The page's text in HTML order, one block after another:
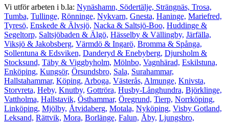
Vi utför arbeten i b.la: Nynäshamn, Södertälje, Strängnäs, Trosa,
Tumba, Tullinge, Rönninge, Nykvarn, Gnesta, Haninge, Mariefred,
Tyresö, Enskede & Älvsjö, Nacka & Saltsjö-Boo, Huddinge &
Segeltorp, Saltsjöbaden & Älgö, Hässelby & Vällingby, Järfälla,
Viksjö & Jakobsberg, Värmdö & Ingarö, Bromma & Spånga,
Sollentuna & Edsviken, Danderyd & Enebyberg, Djursholm &
Stocksund, Täby & Viggbyholm, Mölnbo, Vagnhärad, Eskilstuna,
Enköping, Kungsör, Örsundsbro, Sala, Surahammar,
Hallstahammar, Köping, Arboga, Västerås, Almunge, Knivsta,
Storvreta, Heby, Knutby, Gottröra, Husby-Långhundra, Björklinge,
Vattholma, Hallstavik, Östhammar, Öregrund, Tierp, Norrköping,
Linköping, Mjölby, Åtvidaberg, Motala, Nyköping, Visby Gotland,
Leksand, Rättvik, Mora, Borlänge, Falun, Åby, Ljungsbro,